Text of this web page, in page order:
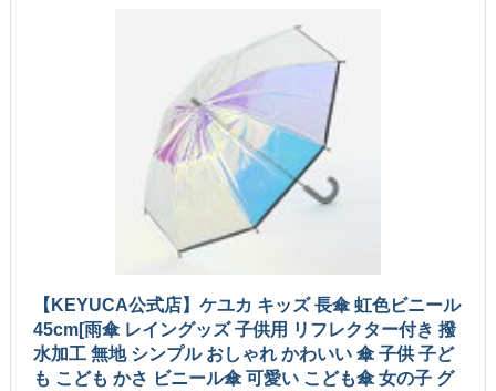
【KEYUCA公式店】ケユカ キッズ 長傘 虹色ビニール
45cm[雨傘 レイングッズ 子供用 リフレクター付き 撥
水加工 無地 シンプル おしゃれ かわいい 傘 子供 子ど
も こども かさ ビニール傘 可愛い こども傘 女の子 グ